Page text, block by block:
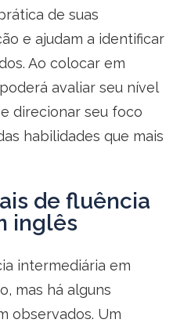
de suas
e ajudam a identificar
Ao colocar em
avaliar seu nível
direcionar seu foco
habilidades que mais
de fluência
inglês
intermediária em
mas há alguns
observados. Um